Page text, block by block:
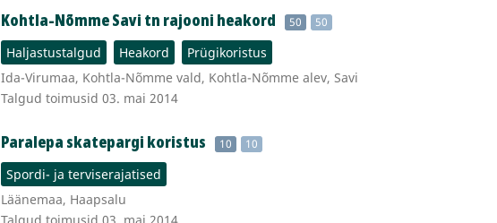
Kohtla-Nõmme Savi tn rajooni heakord 50 50
Haljastustalgud Heakord
Prügikoristus
Ida-Virumaa, Kohtla-Nõmme vald, Kohtla-Nõmme alev, Savi
Talgud toimusid 03. mai 2014
Paralepa skatepargi koristus 10 10
Spordi- ja terviserajatised
Läänemaa, Haapsalu